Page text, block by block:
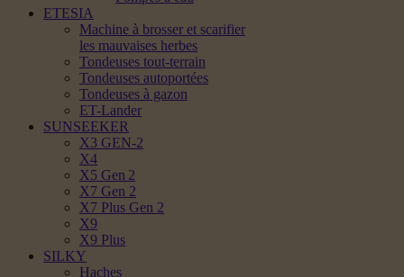
ETESIA
Machine à brosser et scarifier
les mauvaises herbes
Tondeuses tout-terrain
Tondeuses autoportées
Tondeuses à gazon
ET-Lander
SUNSEEKER
X3 GEN-2
X4
X5 Gen 2
X7 Gen 2
X7 Plus Gen 2
X9
X9 Plus
SILKY
Haches